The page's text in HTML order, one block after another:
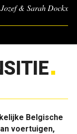
& Sarah Dockx
Belgische
voertuigen,